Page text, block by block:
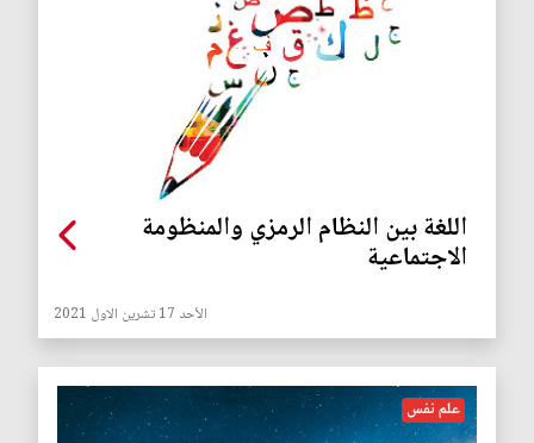
اللغة بين النظام الرمزي والمنظومة
الاجتماعية
الأحد 17 تشرين الاول 2021
علم نفس